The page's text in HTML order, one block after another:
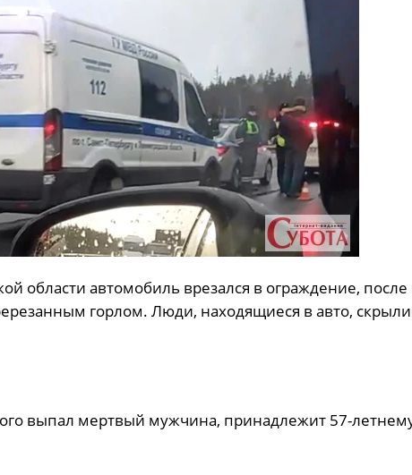
области автомобиль врезался в ограждение, после
горлом. Люди, находящиеся в авто,
выпал мертвый мужчина, принадлежит 57-